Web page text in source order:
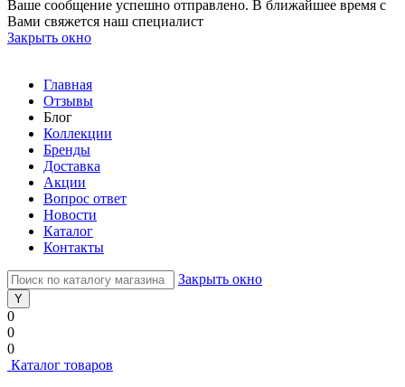
Ваше сообщение успешно отправлено. В ближайшее время с
Вами свяжется наш специалист
Закрыть окно
Главная
Отзывы
Блог
Коллекции
Бренды
Доставка
Акции
Вопрос ответ
Новости
Каталог
Контакты
Закрыть окно
0
0
0
Каталог товаров